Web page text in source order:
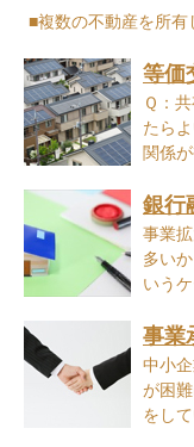
■複数の不動産を所有
等価
Ｑ：
たら
関係
銀行
事業
多い
いう
事業
中小
が困
をし